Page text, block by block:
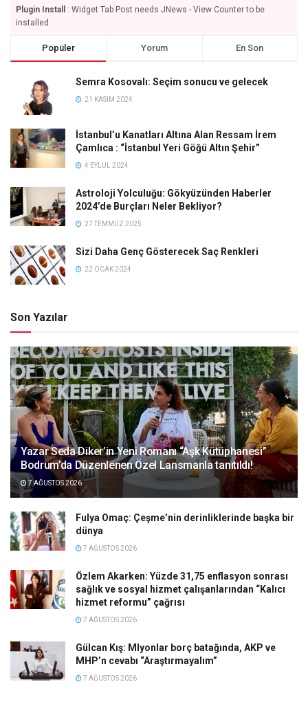
Plugin Install
: Widget Tab Post needs JNews - View Counter to be
installed
Popüler Yorum En Son
Semra Kosovalı: Seçim sonucu ve gelecek
21 KASIM 2024
İstanbul’u Kanatları Altına Alan Ressam İrem
Çamlıca : “İstanbul Yeri Göğü Altın Şehir”
4 EYLÜL 2024
Astroloji Yolculuğu: Gökyüzünden Haberler
2024’de Burçları Neler Bekliyor?
27 TEMMUZ 2025
Sizi Daha Genç Gösterecek Saç Renkleri
22 OCAK 2024
Son Yazılar
Yazar Seda Diker’in Yeni Romanı “Aşk Kütüphanesi”
Bodrum’da Düzenlenen Özel Lansmanla tanıtıldı!
7 AĞUSTOS 2026
Fulya Omaç: Çeşme’nin derinliklerinde başka bir
dünya
7 AĞUSTOS 2026
Özlem Akarken: Yüzde 31,75 enflasyon sonrası
sağlık ve sosyal hizmet çalışanlarından “Kalıcı
hizmet reformu” çağrısı
7 AĞUSTOS 2026
Gülcan Kış: Mlyonlar borç batağında, AKP ve
MHP’n cevabı “Araştırmayalım”
7 AĞUSTOS 2026